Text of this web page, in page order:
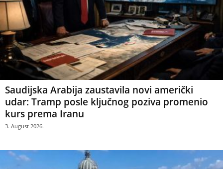
Saudijska Arabija zaustavila novi američki
udar: Tramp posle ključnog poziva promenio
kurs prema Iranu
3. August 2026.